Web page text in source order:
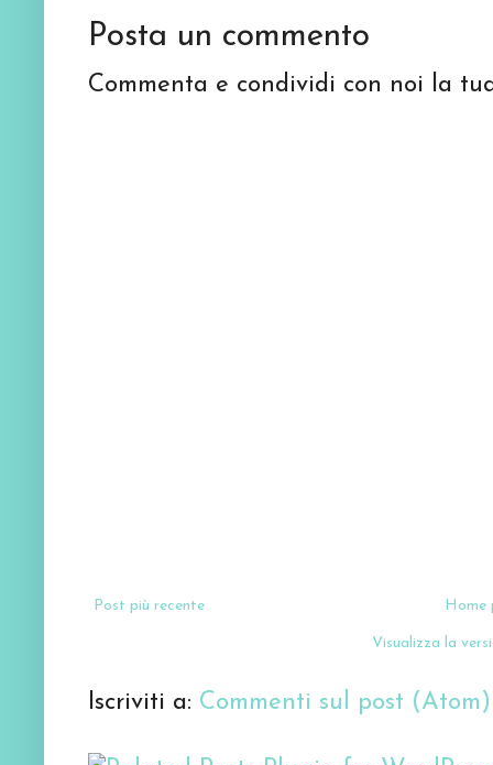
Posta un commento
Commenta e condividi con noi la
Post più recente Home
Visualizza la
Iscriviti a: Commenti sul post (Atom)